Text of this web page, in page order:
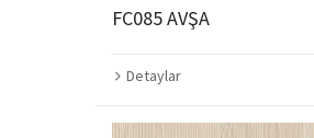
FC085 AVŞA
Detaylar